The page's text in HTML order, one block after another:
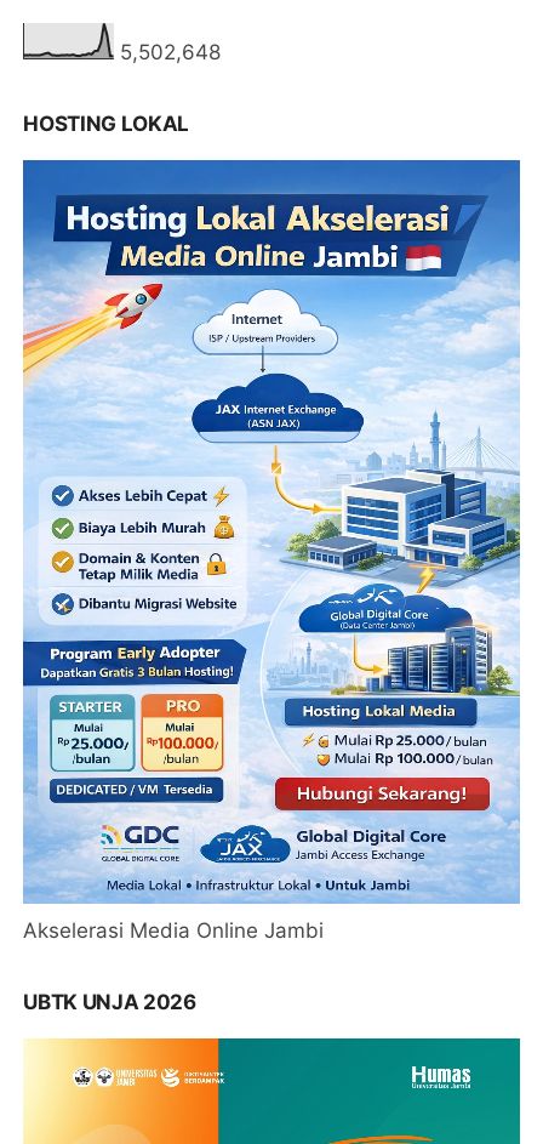
5,502,648
HOSTING LOKAL
Akselerasi Media Online Jambi
UBTK UNJA 2026